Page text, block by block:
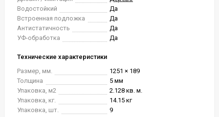
Водостойкий
Да
Встроенная подложка
Да
Антистатичность
Да
УФ-обработка
Да
Технические характеристики
Размер, мм.
1251 × 189
Толщина
5 мм
Упаковка, м2
2.128 кв. м.
Упаковка, кг.
14.15 кг
Упаковка, шт.
9